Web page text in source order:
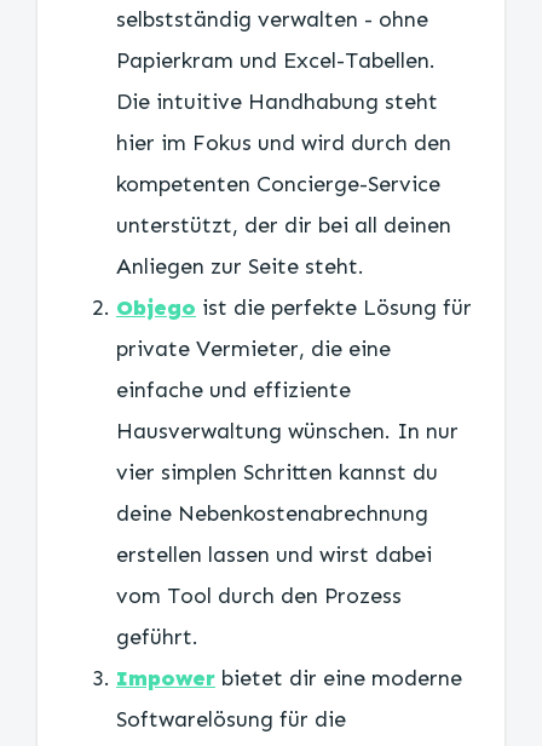
selbstständig verwalten - ohne
Papierkram und Excel-Tabellen.
Die intuitive Handhabung steht
hier im Fokus und wird durch den
kompetenten Concierge-Service
unterstützt, der dir bei all deinen
Anliegen zur Seite steht.
Objego ist die perfekte Lösung für
private Vermieter, die eine
einfache und effiziente
Hausverwaltung wünschen. In nur
vier simplen Schritten kannst du
deine Nebenkostenabrechnung
erstellen lassen und wirst dabei
vom Tool durch den Prozess
geführt.
Impower bietet dir eine moderne
Softwarelösung für die